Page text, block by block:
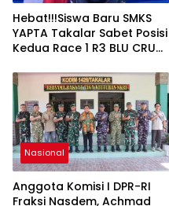
Hebat!!!Siswa Baru SMKS
YAPTA Takalar Sabet Posisi
Kedua Race 1 R3 BLU CRU
Nasional
Anggota Komisi I DPR-RI
Fraksi Nasdem, Achmad